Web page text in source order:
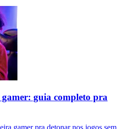
guia completo pra
gamer pra detonar nos jogos sem